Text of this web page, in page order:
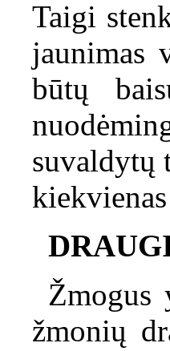
Taigi
jaunimas
būtų
suvaldytų
Žmogus
žmonių